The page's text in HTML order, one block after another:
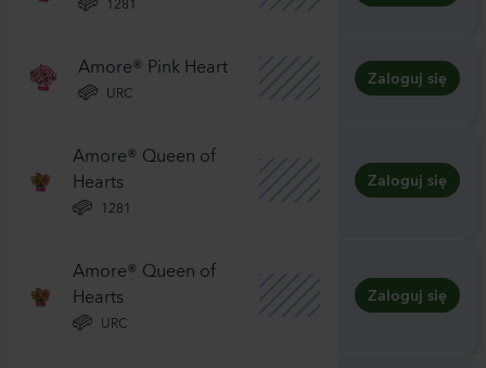
Amore® Pink Heart
URC
Zaloguj się
Amore® Queen of
Hearts
1281
Zaloguj się
Amore® Queen of
Hearts
URC
Zaloguj się